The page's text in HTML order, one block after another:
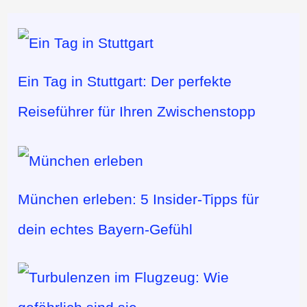
Ein Tag in Stuttgart: Der perfekte
Reiseführer für Ihren Zwischenstopp
München erleben: 5 Insider-Tipps für
dein echtes Bayern-Gefühl